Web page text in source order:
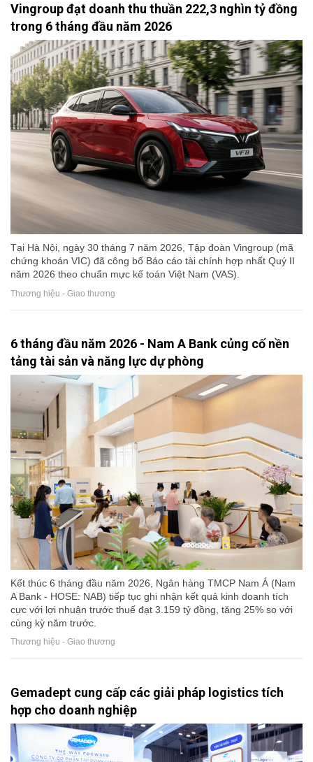
Vingroup đạt doanh thu thuần 222,3 nghìn tỷ đồng
trong 6 tháng đầu năm 2026
Tại Hà Nội, ngày 30 tháng 7 năm 2026, Tập đoàn Vingroup (mã
chứng khoán VIC) đã công bố Báo cáo tài chính hợp nhất Quý II
năm 2026 theo chuẩn mực kế toán Việt Nam (VAS).
Thương hiệu - Giao thương
6 tháng đầu năm 2026 - Nam A Bank củng cố nền
tảng tài sản và năng lực dự phòng
Kết thúc 6 tháng đầu năm 2026, Ngân hàng TMCP Nam Á (Nam
A Bank - HOSE: NAB) tiếp tục ghi nhận kết quả kinh doanh tích
cực với lợi nhuận trước thuế đạt 3.159 tỷ đồng, tăng 25% so với
cùng kỳ năm trước.
Thương hiệu - Giao thương
Gemadept cung cấp các giải pháp logistics tích
hợp cho doanh nghiệp